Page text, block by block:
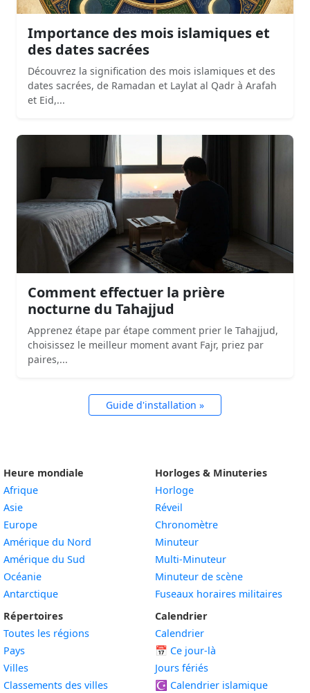
Importance des mois islamiques et
des dates sacrées
Découvrez la signification des mois islamiques et des
dates sacrées, de Ramadan et Laylat al Qadr à Arafah
et Eid,...
Comment effectuer la prière
nocturne du Tahajjud
Apprenez étape par étape comment prier le Tahajjud,
choisissez le meilleur moment avant Fajr, priez par
paires,...
Guide d'installation »
Heure mondiale
Afrique
Asie
Europe
Amérique du Nord
Amérique du Sud
Océanie
Antarctique
Répertoires
Toutes les régions
Pays
Villes
Classements des villes
Horloges & Minuteries
Horloge
Réveil
Chronomètre
Minuteur
Multi-Minuteur
Minuteur de scène
Fuseaux horaires militaires
Calendrier
Calendrier
📅 Ce jour-là
Jours fériés
☪️ Calendrier islamique